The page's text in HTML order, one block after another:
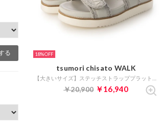
18%
tsumori chisato WALK
￥20,900 ￥16,940